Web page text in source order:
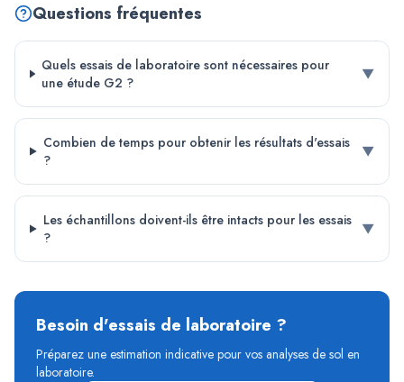
Questions fréquentes
Quels essais de laboratoire sont nécessaires pour
une étude G2 ?
▼
Combien de temps pour obtenir les résultats d'essais
?
▼
Les échantillons doivent-ils être intacts pour les essais
?
▼
Besoin d'essais de laboratoire ?
Préparez une estimation indicative pour vos analyses de sol en
laboratoire.